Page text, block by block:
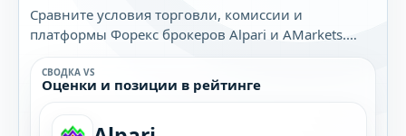
Сравните условия торговли, комиссии и
платформы Форекс брокеров Alpari и AMarkets.
Узнайте, какой брокер лучше подходит именно
вам.
СВОДКА VS
Оценки и позиции в рейтинге